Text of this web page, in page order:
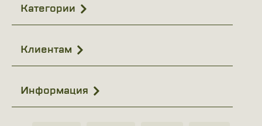
Категории
Клиентам
Информация